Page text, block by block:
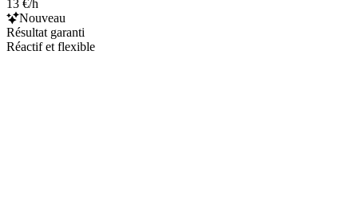
13 €/h
Nouveau
Résultat garanti
Réactif et flexible